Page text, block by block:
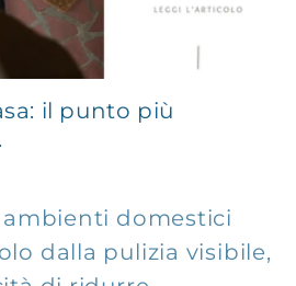
il punto più
ambienti domestici
dalla pulizia visibile,